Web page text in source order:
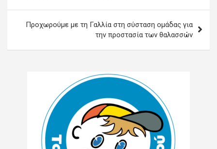
Προχωρούμε με τη Γαλλία στη σύσταση ομάδας για
την προστασία των θαλασσών